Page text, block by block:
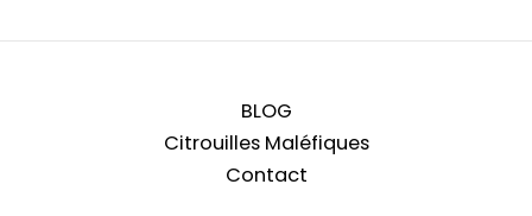
BLOG
Citrouilles Maléfiques
Contact